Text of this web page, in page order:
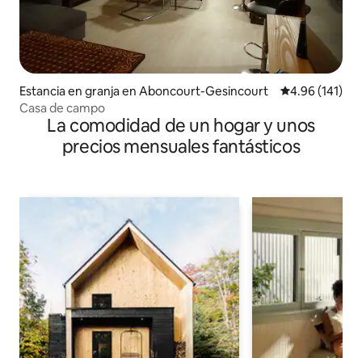
Estancia en granja en Aboncourt-Gesincourt Calificación
4.96 (141)
Casa de campo
La comodidad de un hogar y unos
precios mensuales fantásticos